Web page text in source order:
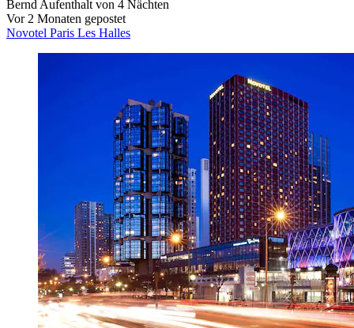
Bernd Aufenthalt von 4 Nächten
Vor 2 Monaten gepostet
Novotel Paris Les Halles